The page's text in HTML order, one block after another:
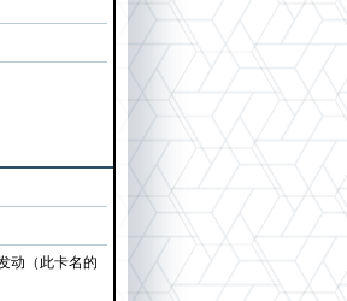
动（此卡名的